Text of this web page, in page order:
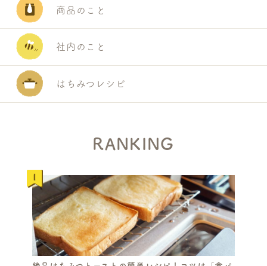
商品のこと
社内のこと
はちみつレシピ
RANKING